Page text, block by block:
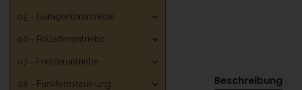
Beschreibung
05 - Garagentorantriebe
06 - Rolladenantriebe
07 - Fensterantriebe
08 - Funkfernsteuerung